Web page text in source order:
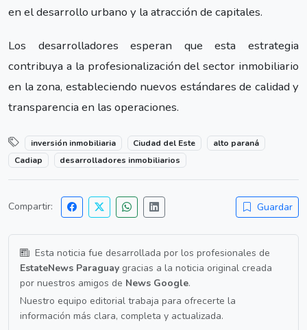
en el desarrollo urbano y la atracción de capitales.
Los desarrolladores esperan que esta estrategia
contribuya a la profesionalización del sector inmobiliario
en la zona, estableciendo nuevos estándares de calidad y
transparencia en las operaciones.
inversión inmobiliaria Ciudad del Este
alto paraná
Cadiap
desarrolladores inmobiliarios
Compartir: Guardar
Esta noticia fue desarrollada por los profesionales de
EstateNews Paraguay gracias a la noticia original creada
por nuestros amigos de News Google.
Nuestro equipo editorial trabaja para ofrecerte la
información más clara, completa y actualizada.